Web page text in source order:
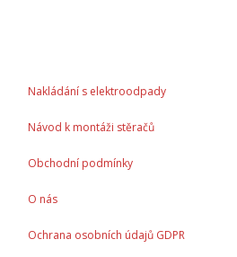
Nakládání s elektroodpady
Návod k montáži stěračů
Obchodní podmínky
O nás
Ochrana osobních údajů GDPR